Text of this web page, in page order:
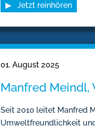
▶ Jetzt reinhören
01. August 2025
Manfred Meindl,
Seit 2010 leitet Manfred
Umweltfreundlichkeit